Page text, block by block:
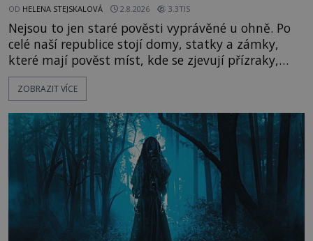
OD HELENA STEJSKALOVÁ 2.8.2026 3.3TIS
Nejsou to jen staré pověsti vyprávěné u ohně. Po
celé naší republice stojí domy, statky a zámky,
které mají pověst míst, kde se zjevují přízraky,
ozývají nevysvětlitelné zvuky nebo se dějí podivné
jevy. Zatímco historici většinou hledají racionální
lokality vykazují nápadně podobná svědectví po
celé generace. A právě tato opakující se svědectví
ZOBRAZIT VÍCE